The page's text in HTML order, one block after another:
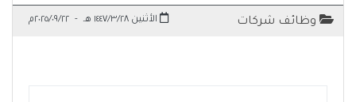
وظائف شركات الأثنين ١٤٤٧/٣/٢٨ هـ - ٢٠٢٥/٠٩/٢٢م